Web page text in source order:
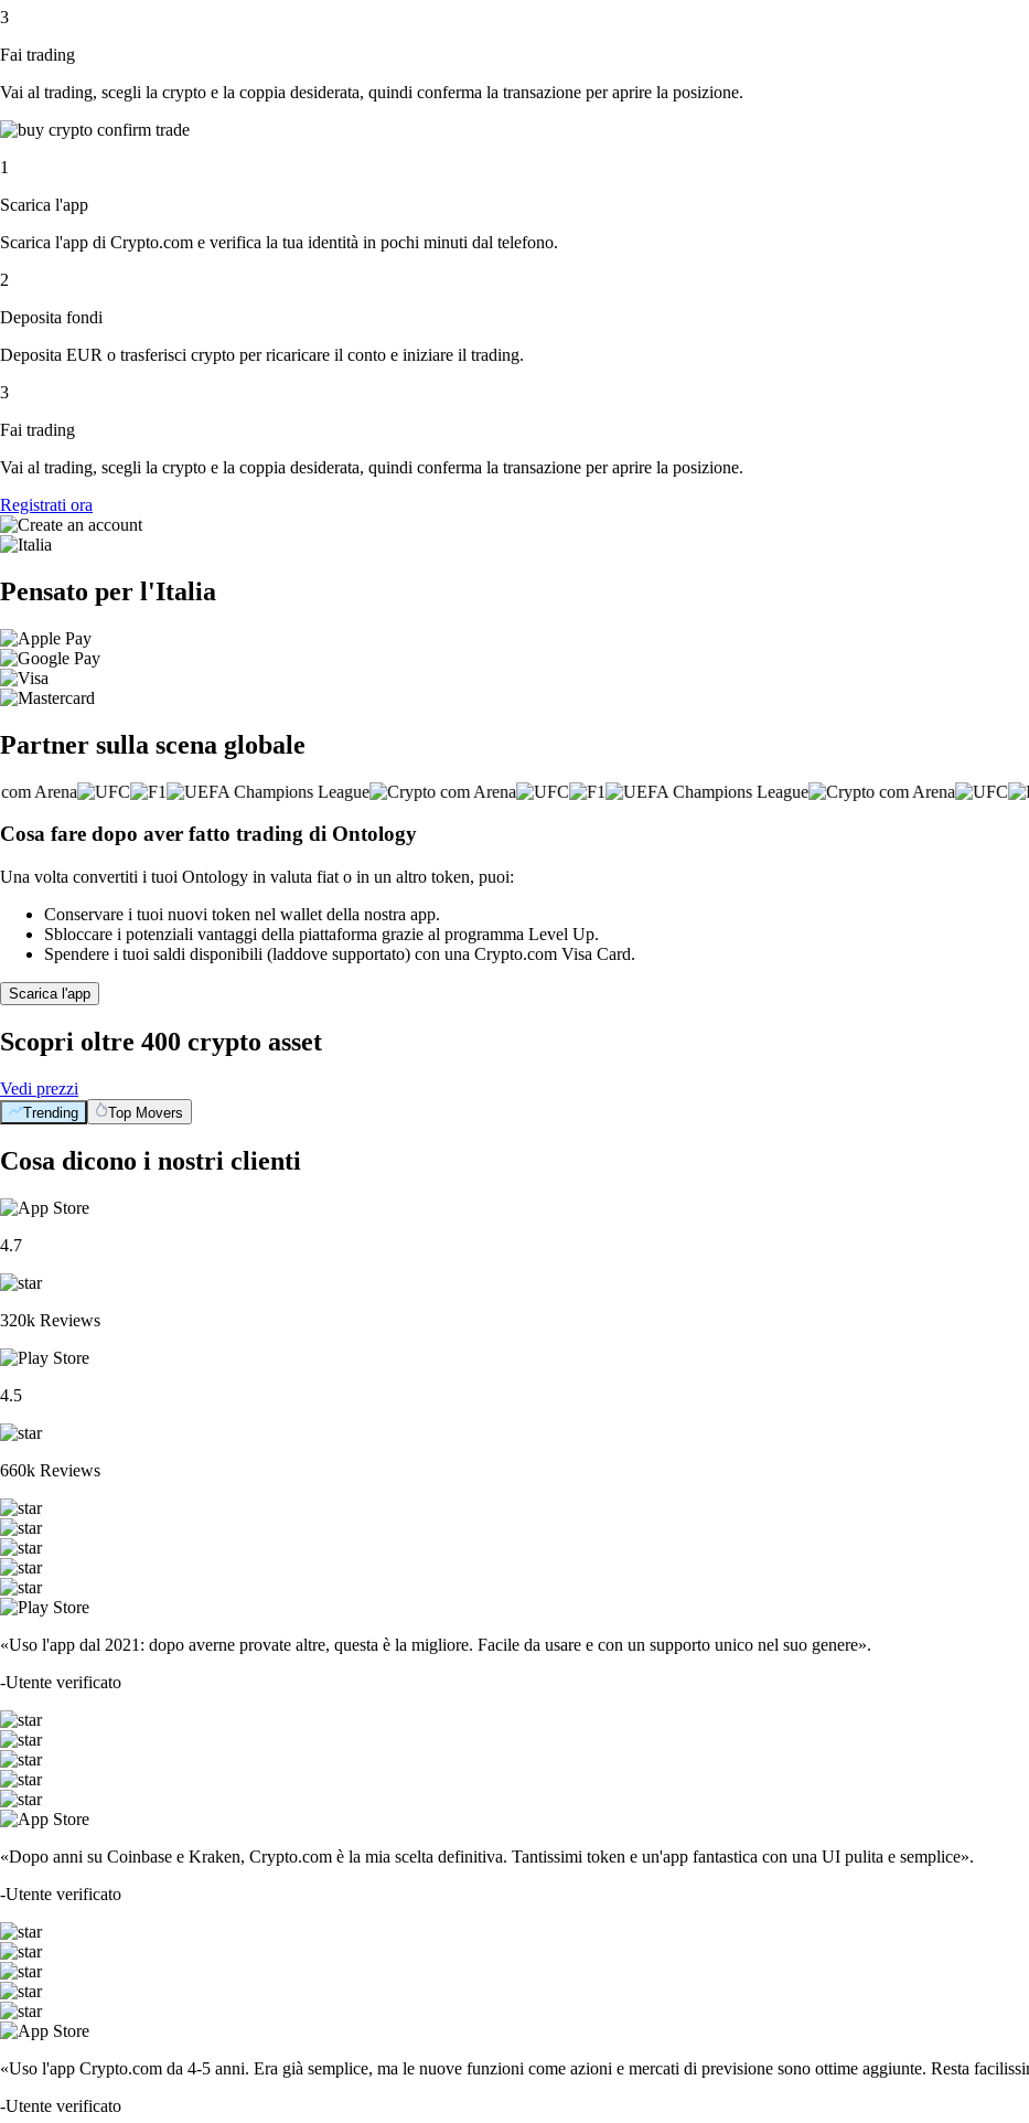
3
Fai trading
Vai al trading, scegli la crypto e la coppia desiderata, quindi conferma la transazione per aprire la posizione.
1
Scarica l'app
Scarica l'app di Crypto.com e verifica la tua identità in pochi minuti dal telefono.
2
Deposita fondi
Deposita EUR o trasferisci crypto per ricaricare il conto e iniziare il trading.
3
Fai trading
Vai al trading, scegli la crypto e la coppia desiderata, quindi conferma la transazione per aprire la posizione.
Registrati ora
Pensato per l'Italia
Partner sulla scena globale
Cosa fare dopo aver fatto trading di Ontology
Una volta convertiti i tuoi Ontology in valuta fiat o in un altro token, puoi:
Conservare i tuoi nuovi token nel wallet della nostra app.
Sbloccare i potenziali vantaggi della piattaforma grazie al programma Level Up.
Spendere i tuoi saldi disponibili (laddove supportato) con una Crypto.com Visa Card.
Scarica l'app
Scopri oltre 400 crypto asset
Vedi prezzi
Trending Top Movers
Cosa dicono i nostri clienti
4.7
320k Reviews
4.5
660k Reviews
«Uso l'app dal 2021: dopo averne provate altre, questa è la migliore. Facile da usare e con un supporto unico nel suo genere».
-Utente verificato
«Dopo anni su Coinbase e Kraken, Crypto.com è la mia scelta definitiva. Tantissimi token e un'app fantastica con una UI pulita e semplice».
-Utente verificato
«Uso l'app Crypto.com da 4-5 anni. Era già semplice, ma le nuove funzioni come azioni e mercati di previsione sono ottime aggiunte. Resta
-Utente verificato